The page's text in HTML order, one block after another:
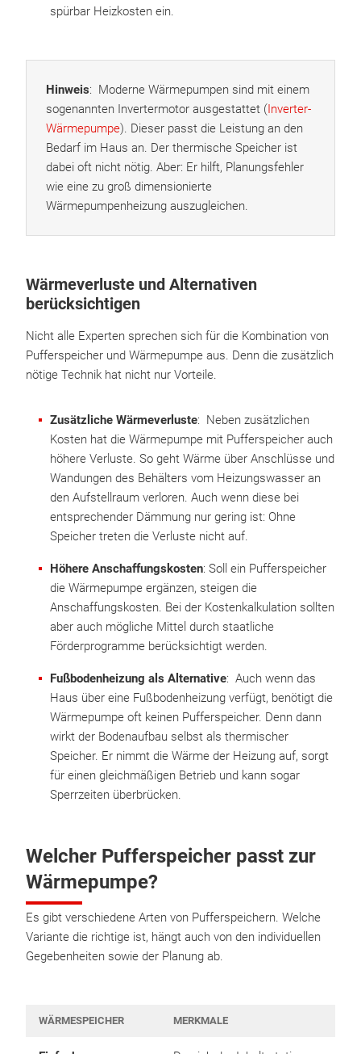
spürbar Heizkosten ein.
Hinweis: Moderne Wärmepumpen sind mit einem
sogenannten Invertermotor ausgestattet (Inverter-
Wärmepumpe). Dieser passt die Leistung an den
Bedarf im Haus an. Der thermische Speicher ist
dabei oft nicht nötig. Aber: Er hilft, Planungsfehler
wie eine zu groß dimensionierte
Wärmepumpenheizung auszugleichen.
Wärmeverluste und Alternativen
berücksichtigen
Nicht alle Experten sprechen sich für die Kombination von
Pufferspeicher und Wärmepumpe aus. Denn die zusätzlich
nötige Technik hat nicht nur Vorteile.
Zusätzliche Wärmeverluste: Neben zusätzlichen
Kosten hat die Wärmepumpe mit Pufferspeicher auch
höhere Verluste. So geht Wärme über Anschlüsse und
Wandungen des Behälters vom Heizungswasser an
den Aufstellraum verloren. Auch wenn diese bei
entsprechender Dämmung nur gering ist: Ohne
Speicher treten die Verluste nicht auf.
Höhere Anschaffungskosten: Soll ein Pufferspeicher
die Wärmepumpe ergänzen, steigen die
Anschaffungskosten. Bei der Kostenkalkulation sollten
aber auch mögliche Mittel durch staatliche
Förderprogramme berücksichtigt werden.
Fußbodenheizung als Alternative: Auch wenn das
Haus über eine Fußbodenheizung verfügt, benötigt die
Wärmepumpe oft keinen Pufferspeicher. Denn dann
wirkt der Bodenaufbau selbst als thermischer
Speicher. Er nimmt die Wärme der Heizung auf, sorgt
für einen gleichmäßigen Betrieb und kann sogar
Sperrzeiten überbrücken.
Welcher Pufferspeicher passt zur
Wärmepumpe?
Es gibt verschiedene Arten von Pufferspeichern. Welche
Variante die richtige ist, hängt auch von den individuellen
Gegebenheiten sowie der Planung ab.
WÄRMESPEICHER MERKMALE